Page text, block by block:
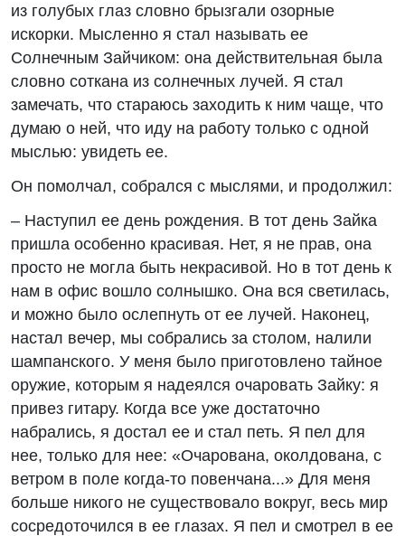
из голубых глаз словно брызгали озорные
искорки. Мысленно я стал называть ее
Солнечным Зайчиком: она действительная была
словно соткана из солнечных лучей. Я стал
замечать, что стараюсь заходить к ним чаще, что
думаю о ней, что иду на работу только с одной
мыслью: увидеть ее.
Он помолчал, собрался с мыслями, и продолжил:
– Наступил ее день рождения. В тот день Зайка
пришла особенно красивая. Нет, я не прав, она
просто не могла быть некрасивой. Но в тот день к
нам в офис вошло солнышко. Она вся светилась,
и можно было ослепнуть от ее лучей. Наконец,
настал вечер, мы собрались за столом, налили
шампанского. У меня было приготовлено тайное
оружие, которым я надеялся очаровать Зайку: я
привез гитару. Когда все уже достаточно
набрались, я достал ее и стал петь. Я пел для
нее, только для нее: «Очарована, околдована, с
ветром в поле когда-то повенчана...» Для меня
больше никого не существовало вокруг, весь мир
сосредоточился в ее глазах. Я пел и смотрел в ее